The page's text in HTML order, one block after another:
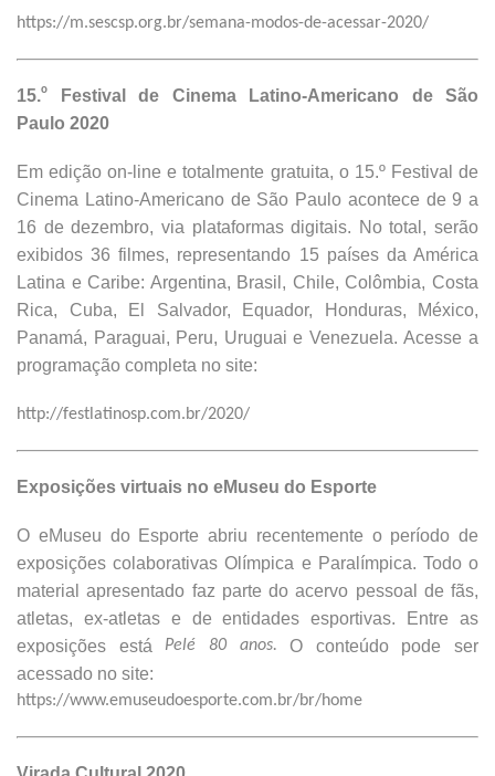
https://m.sescsp.org.br/semana-modos-de-acessar-2020/
15.o
Festival de Cinema Latino-Americano de São
Paulo 2020
Em edição on-line e totalmente gratuita, o 15.º Festival de
Cinema Latino-Americano de São Paulo acontece de 9 a
16 de dezembro, via plataformas digitais. No total, serão
exibidos 36 filmes, representando 15 países da América
Latina e Caribe: Argentina, Brasil, Chile, Colômbia, Costa
Rica, Cuba, El Salvador, Equador, Honduras, México,
Panamá, Paraguai, Peru, Uruguai e Venezuela. Acesse a
programação completa no site:
http://festlatinosp.com.br/2020/
Exposições virtuais no eMuseu do Esporte
O eMuseu do Esporte abriu recentemente o período de
exposições colaborativas Olímpica e Paralímpica. Todo o
material apresentado faz parte do acervo pessoal de fãs,
atletas, ex-atletas e de entidades esportivas. Entre as
exposições está Pelé 80 anos.O conteúdo pode ser
acessado no site:
https://www.emuseudoesporte.com.br/br/home